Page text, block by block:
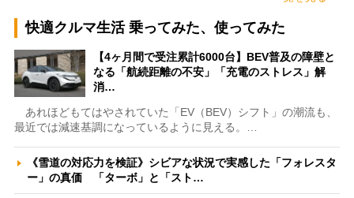
快適クルマ生活 乗ってみた、使ってみた
【4ヶ月間で受注累計6000台】BEV普及の障壁と
なる「航続距離の不安」「充電のストレス」解
消…
あれほどもてはやされていた「EV（BEV）シフト」の潮流も、
最近では減速基調になっているように見える。…
《雪道の対応力を検証》シビアな状況で実感した「フォレスタ
ー」の真価 「ターボ」と「スト…